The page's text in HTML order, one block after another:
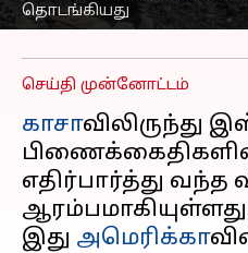
தொடங்கியது
எழுதியவர் Sekar Chinnappan
செய்தி முன்னோட்டம்
காசாவிலிருந்து
எதிர்பார்த்து வந்த
இது அமெரிக்கா